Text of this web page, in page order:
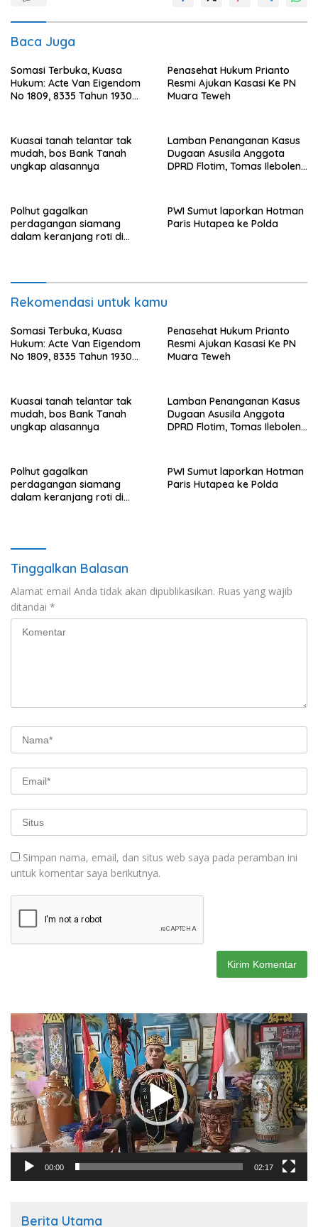
Baca Juga
Somasi Terbuka, Kuasa
Hukum: Acte Van Eigendom
No 1809, 8335 Tahun 1930
Saamah
Penasehat Hukum Prianto
Resmi Ajukan Kasasi Ke PN
Muara Teweh
Kuasai tanah telantar tak
mudah, bos Bank Tanah
ungkap alasannya
Lamban Penanganan Kasus
Dugaan Asusila Anggota
DPRD Flotim, Tomas Ileboleng
Polhut gagalkan
perdagangan siamang
dalam keranjang roti di
PWI Sumut laporkan Hotman
Paris Hutapea ke Polda
Rekomendasi untuk kamu
Somasi Terbuka, Kuasa
Hukum: Acte Van Eigendom
No 1809, 8335 Tahun 1930
Saamah
Penasehat Hukum Prianto
Resmi Ajukan Kasasi Ke PN
Muara Teweh
Kuasai tanah telantar tak
mudah, bos Bank Tanah
ungkap alasannya
Lamban Penanganan Kasus
Dugaan Asusila Anggota
DPRD Flotim, Tomas Ileboleng
Polhut gagalkan
perdagangan siamang
dalam keranjang roti di
PWI Sumut laporkan Hotman
Paris Hutapea ke Polda
Tinggalkan Balasan
Alamat email Anda tidak akan dipublikasikan. Ruas yang wajib
ditandai *
Simpan nama, email, dan situs web saya pada peramban ini
untuk komentar saya berikutnya.
Pemutar
Video
00:00 02:17
Berita Utama